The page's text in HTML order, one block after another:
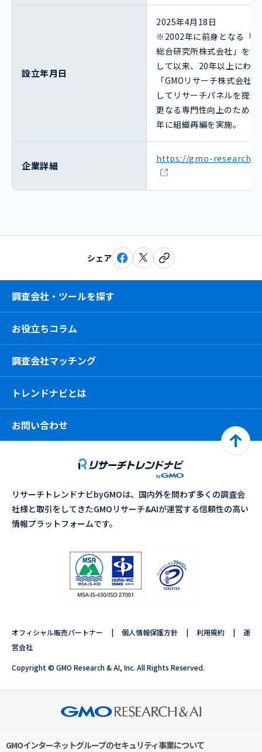
設立年月日
2025年4月18日
※2002年に前身となる「
総合研究所株式会社」を設
して以来、20年以上にわた
「GMOリサーチ株式会社
してリサーチパネルを提供
更なる専門性向上のため
年に組織再編を実施。
企業詳細
https://gmo-
シェア
調査会社・ツールを探す
お役立ちコラム
調査会社マッチング
トレンドナビとは
お問い合わせ
リサーチトレンドナビbyGMOは、国内外を問わず多くの調査会
社様と取引をしてきたGMOリサーチ&AIが運営する信頼性の高い
情報プラットフォームです。
オフィシャル販売パートナー 個人情報保護方針 利用規約
運
営会社
Copyright © GMO Research & AI, Inc. All Rights Reserved.
GMOインターネットグループのセキュリティ事業について